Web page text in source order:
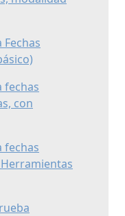
Fechas
fechas
con
fechas